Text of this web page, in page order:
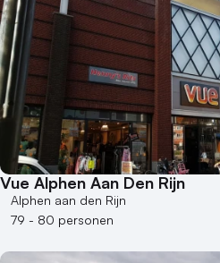
Vue Alphen Aan Den Rijn
Alphen aan den Rijn
79 - 80 personen